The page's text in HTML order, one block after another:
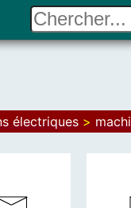
électriques >